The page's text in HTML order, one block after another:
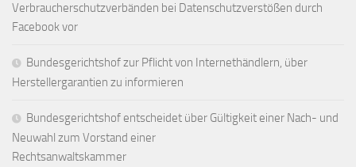
Verbraucherschutzverbänden bei Datenschutzverstößen durch
Facebook vor
Bundesgerichtshof zur Pflicht von Internethändlern, über
Herstellergarantien zu informieren
Bundesgerichtshof entscheidet über Gültigkeit einer Nach- und
Neuwahl zum Vorstand einer
Rechtsanwaltskammer